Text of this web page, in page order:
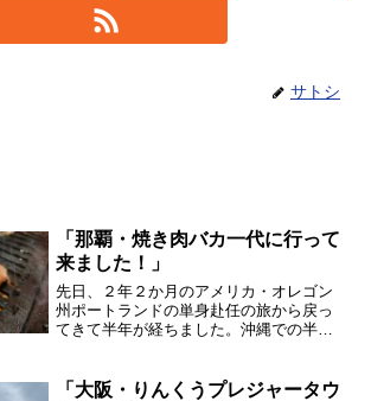
サトシ
「那覇・焼き肉バカ一代に行って
来ました！」
先日、２年２か月のアメリカ・オレゴン
州ポートランドの単身赴任の旅から戻っ
てきて半年が経ちました。沖縄での半年
一代さんに行った話です！
「大阪・りんくうプレジャータウ